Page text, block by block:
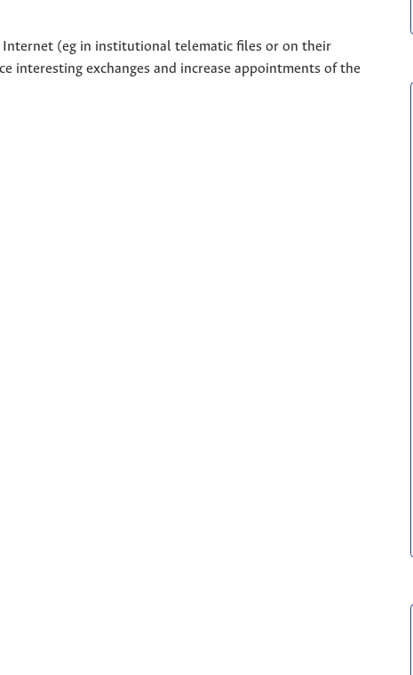
(eg in institutional telematic files or on their
interesting exchanges and increase appointments of the